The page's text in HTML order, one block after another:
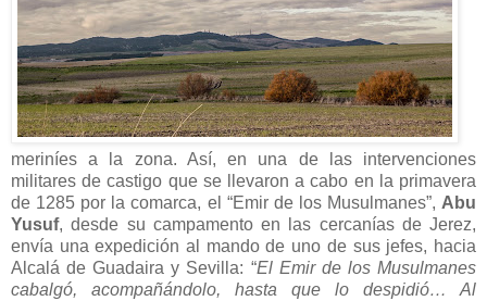
meriníes a la zona. Así, en una de las intervenciones
militares de castigo que se llevaron a cabo en la primavera
de 1285 por la comarca, el “Emir de los Musulmanes”, Abu
Yusuf, desde su campamento en las cercanías de Jerez,
envía una expedición al mando de uno de sus jefes, hacia
Alcalá de Guadaira y Sevilla: “El Emir de los Musulmanes
cabalgó, acompañándolo, hasta que lo despidió… Al